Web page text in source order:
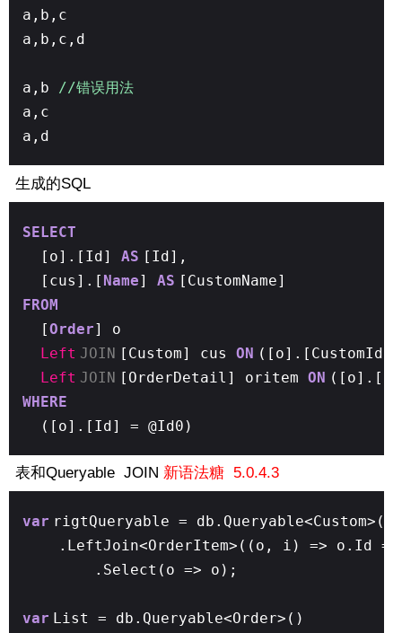
a,b,c
a,b,c,d
a,b
//错误用法
a,c
a,d
生成的SQL
SELECT
[o].[Id] AS [Id],
[cus].[ Name] AS [CustomName]
FROM
[Order] o
Left JOIN [Custom] cus ON
Left JOIN [OrderDetail] oritem ON
WHERE
([o].[Id] = @Id0)
表和Queryable JOIN 新语法糖 5.0.4.3
var rigtQueryable = db.Queryable<Custom>()
.LeftJoin<OrderItem>((o, i) => o.Id
.Select(o => o);
var List = db.Queryable<Order>()